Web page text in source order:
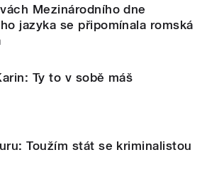
Mezinárodního dne
jazyka se připomínala romská
Ty to v sobě máš
Toužím stát se kriminalistou